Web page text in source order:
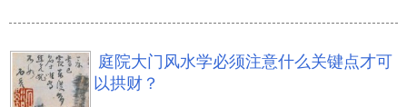
庭院大门风水学必须注意什么关键点才可
以拱财？